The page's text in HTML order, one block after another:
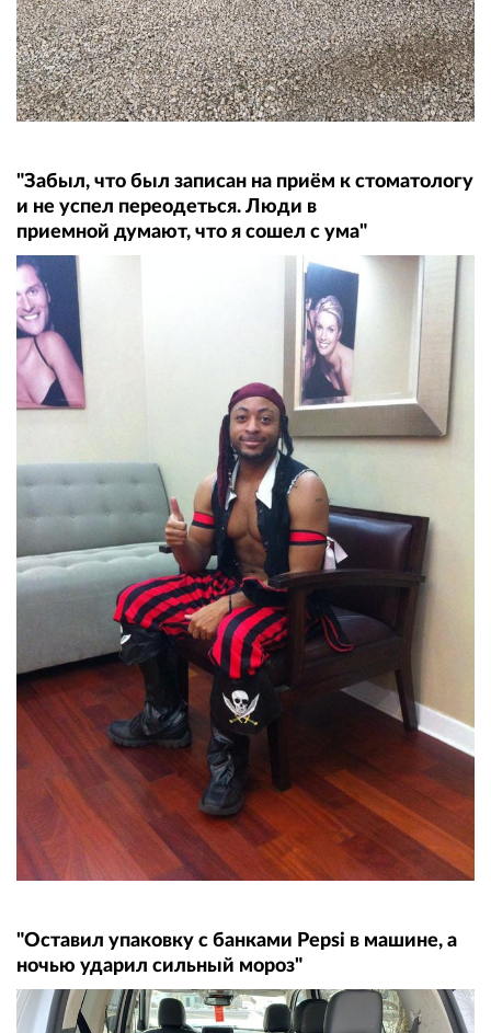
"Забыл, что был записан на приём к стоматологу
и не успел переодеться. Люди в
приемной думают, что я сошел с ума"
"Оставил упаковку с банками Pepsi в машине, а
ночью ударил сильный мороз"